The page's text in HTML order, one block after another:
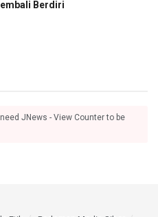
Berdiri
JNews - View Counter to be